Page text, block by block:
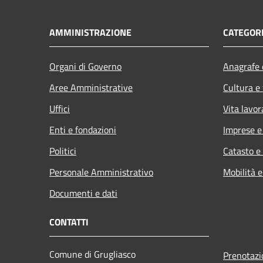
AMMINISTRAZIONE
Organi di Governo
Aree Amministrative
Uffici
Enti e fondazioni
Politici
Personale Amministrativo
Documenti e dati
Cultura
Vita
Imprese
Catasto
Mobilità
CONTATTI
Comune di Grugliasco